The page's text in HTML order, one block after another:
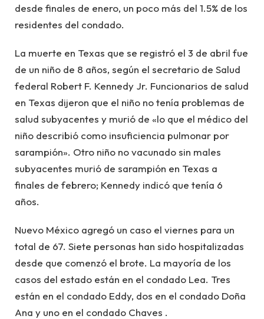
desde finales de enero, un poco más del 1.5% de los
residentes del condado.
La muerte en Texas que se registró el 3 de abril fue
de un niño de 8 años, según el secretario de Salud
federal Robert F. Kennedy Jr. Funcionarios de salud
en Texas dijeron que el niño no tenía problemas de
salud subyacentes y murió de «lo que el médico del
niño describió como insuficiencia pulmonar por
sarampión». Otro niño no vacunado sin males
subyacentes murió de sarampión en Texas a
finales de febrero; Kennedy indicó que tenía 6
años.
Nuevo México agregó un caso el viernes para un
total de 67. Siete personas han sido hospitalizadas
desde que comenzó el brote. La mayoría de los
casos del estado están en el condado Lea. Tres
están en el condado Eddy, dos en el condado Doña
Ana y uno en el condado Chaves .